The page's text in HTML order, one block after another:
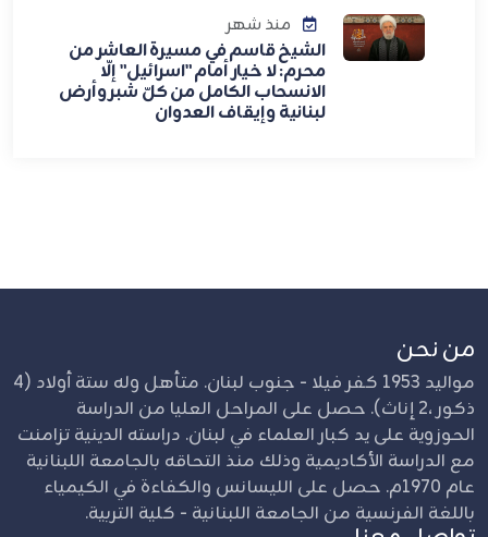
منذ شهر
الشيخ قاسم في مسيرة العاشر من
محرم: لا خيار أمام "اسرائيل" إلّا
الانسحاب الكامل من كلّ شبر وأرض
لبنانية وإيقاف العدوان
من نحن
مواليد 1953 كفر فيلا - جنوب لبنان. متأهل وله ستة أولاد (4
ذكور ،2 إناث). حصل على المراحل العليا من الدراسة
الحوزوية على يد كبار العلماء في لبنان. دراسته الدينية تزامنت
مع الدراسة الأكاديمية وذلك منذ التحاقه بالجامعة اللبنانية
عام 1970م. حصل على الليسانس والكفاءة في الكيمياء
باللغة الفرنسية من الجامعة اللبنانية - كلية التربية.